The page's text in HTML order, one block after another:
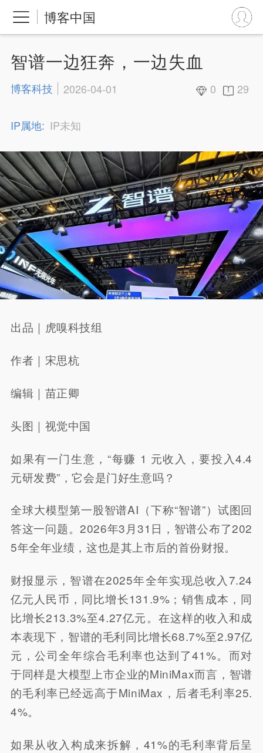
博客中国
智谱一边狂奔，一边失血
博客科技 2026-04-01 0 29
IP属地: IP未知
出品｜虎嗅科技组
作者｜宋思杭
编辑｜苗正卿
头图｜视觉中国
如果有一门生意，“每赚 1 元收入，要投入4.4
元研发费”，它会是门好生意吗？
全球大模型第一股智谱AI（下称“智谱”）试图回
答这一问题。2026年3月31日，智谱公布了202
5年全年业绩，这也是其上市后的首份财报。
财报显示，智谱在2025年全年实现总收入7.24
亿元人民币，同比增长131.9%；销售成本，同
比增长213.3%至4.27亿元。在这样的收入和成
本表现下，智谱的毛利同比增长68.7%至2.97亿
元，公司全年综合毛利率也达到了41%。而对
于同样是大模型上市企业的MiniMax而言，智谱
的毛利率已经远高于MiniMax，后者毛利率25.
4%。
如果从收入构成来拆解，41%的毛利率背后呈